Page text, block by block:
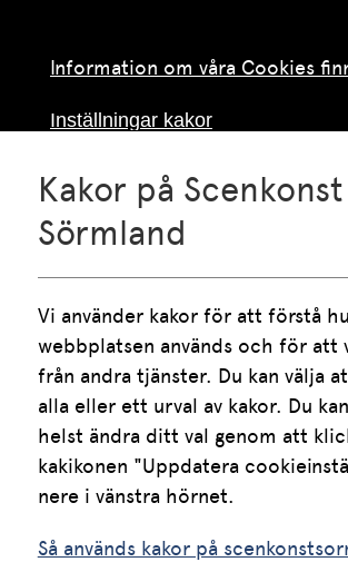
Information om våra Cookies
Inställningar kakor
Telefon
016-10 55 75
Vardagar klockan 09.00-15.00
Lunch mellan klockan 12.00 och
E-post
Följ oss på sociala
Kakor på Scenkonst
Sörmland
Vi använder kakor för att förstå
webbplatsen används och för att
från andra tjänster. Du kan välja
alla eller ett urval av kakor. Du
helst ändra ditt val genom att
kakikonen "Uppdatera
Så används kakor på